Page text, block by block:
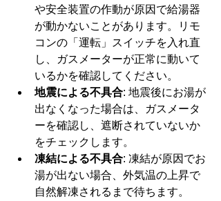
や安全装置の作動が原因で給湯器
が動かないことがあります。リモ
コンの「運転」スイッチを入れ直
し、ガスメーターが正常に動いて
いるかを確認してください。
地震による不具合: 地震後にお湯が
出なくなった場合は、ガスメータ
ーを確認し、遮断されていないか
をチェックします。
凍結による不具合: 凍結が原因でお
湯が出ない場合、外気温の上昇で
自然解凍されるまで待ちます。